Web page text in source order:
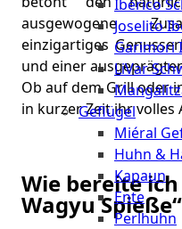
Ibérico
Joselito
Garimori
LiVar
Geflügel
Miéral
Huhn &
Kapaun
Ente
Perlhuhn
ausgewogene
einzigartiges
und einer
Ob auf dem Grill oder
in kurzer Zeit ihr volles
Wie bereite ich
Wagyu